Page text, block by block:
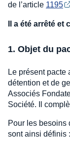
de l’article 1195
Il a été arrêté
1. Objet du
Le présent pacte
détention et de
Associés
Société. Il
Pour les besoins
sont ainsi définis :